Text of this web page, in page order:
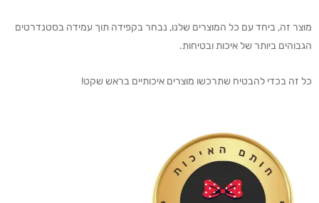
מוצר זה, ביחד עם כל המוצרים שלנו, נבחר בקפידה תוך עמידה בסטנדרטים
הגבוהים ביותר של איכות ובטיחות.
כל זה בכדי להבטיח שתרכשו מוצרים איכותיים בראש שקט!